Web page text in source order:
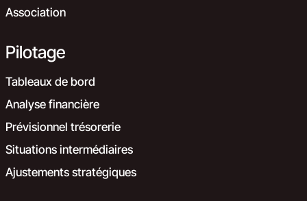
Association
Pilotage
Tableaux de bord
Analyse financière
Prévisionnel trésorerie
Situations intermédiaires
Ajustements stratégiques